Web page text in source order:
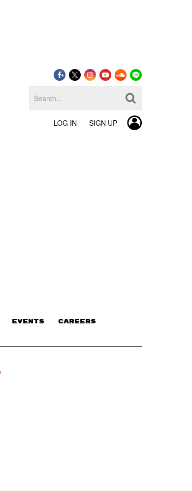
LOG IN SIGN UP
EVENTS CAREERS